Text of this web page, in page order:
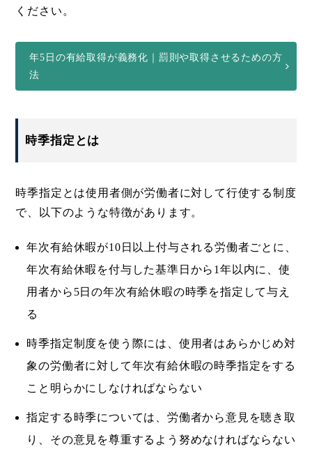
ください。
年5日の有給取得が義務化｜罰則や取得させるための方
法
時季指定とは
時季指定とは使用者側が労働者に対して行使する制度
で、以下のような特徴があります。
年次有給休暇が10日以上付与される労働者ごとに、
年次有給休暇を付与した基準日から1年以内に、使
用者から5日の年次有給休暇の時季を指定して与え
る
時季指定制度を使う際には、使用者はあらかじめ対
象の労働者に対して年次有給休暇の時季指定をする
こと明らかにしなければならない
指定する時季については、労働者から意見を聴き取
り、その意見を尊重するよう努めなければならない